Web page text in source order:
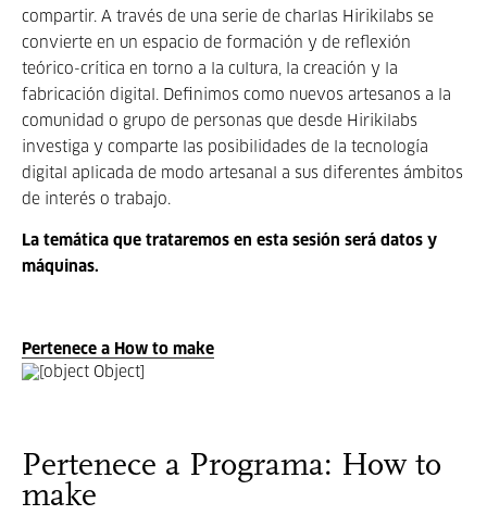
compartir. A través de una serie de charlas Hirikilabs se
convierte en un espacio de formación y de reflexión
teórico-crítica en torno a la cultura, la creación y la
fabricación digital. Definimos como nuevos artesanos a la
comunidad o grupo de personas que desde Hirikilabs
investiga y comparte las posibilidades de la tecnología
digital aplicada de modo artesanal a sus diferentes ámbitos
de interés o trabajo.
La temática que trataremos en esta sesión será datos y
máquinas.
Pertenece a How to make
Pertenece a Programa: How to
make